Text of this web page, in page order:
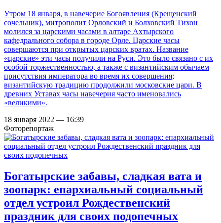
Утром 18 января, в навечерие Богоявления (Крещенский
сочельник), митрополит Орловский и Болховский Тихон
молился за царскими часами в алтаре Ахтырского
кафедрального собора в городе Орле. Царские часы
совершаются при открытых царских вратах. Название
«царские» эти часы получили на Руси. Это было связано с их
особой торжественностью, а также с византийским обычаем
присутствия императора во время их совершения;
византийскую традицию продолжили московские цари. В
древних Уставах часы навечерия часто именовались
«великими».
18 января 2022 — 16:39
Фоторепортаж
Богатырские забавы, сладкая вата и
зоопарк: епархиальный социальный
отдел устроил Рождественский
праздник для своих подопечных